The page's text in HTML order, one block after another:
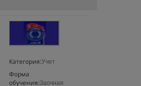
Категория:Учет
Форма
обучения:Заочная